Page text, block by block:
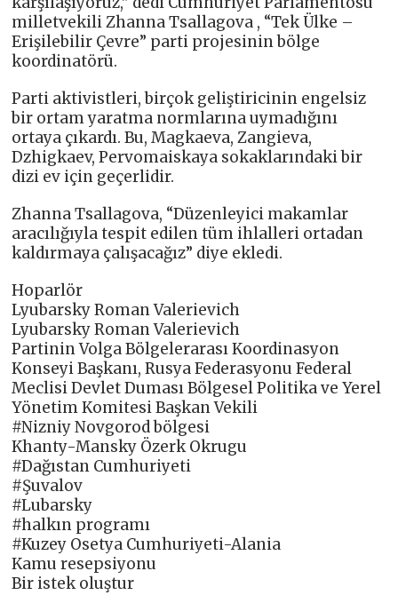
milletvekili Zhanna Tsallagova , “Tek Ülke –
Erişilebilir Çevre” parti projesinin bölge
koordinatörü.
Parti aktivistleri, birçok geliştiricinin engelsiz
bir ortam yaratma normlarına uymadığını
ortaya çıkardı. Bu, Magkaeva, Zangieva,
Dzhigkaev, Pervomaiskaya sokaklarındaki bir
dizi ev için geçerlidir.
Zhanna Tsallagova, “Düzenleyici makamlar
aracılığıyla tespit edilen tüm ihlalleri ortadan
kaldırmaya çalışacağız” diye ekledi.
Hoparlör
Lyubarsky Roman Valerievich
Lyubarsky Roman Valerievich
Partinin Volga Bölgelerarası Koordinasyon
Konseyi Başkanı, Rusya Federasyonu Federal
Meclisi Devlet Duması Bölgesel Politika ve Yerel
Yönetim Komitesi Başkan Vekili
#Nizniy Novgorod bölgesi
Khanty-Mansky Özerk Okrugu
#Dağıstan Cumhuriyeti
#Şuvalov
#Lubarsky
#halkın programı
#Kuzey Osetya Cumhuriyeti-Alania
Kamu resepsiyonu
Bir istek oluştur